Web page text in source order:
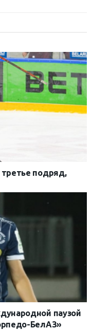
подряд,
паузой
БелАЗ»